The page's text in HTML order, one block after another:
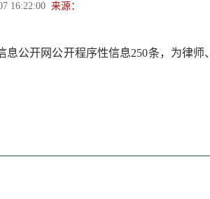
16:22:00 来源：
息公开网公开程序性信息250条，为律师